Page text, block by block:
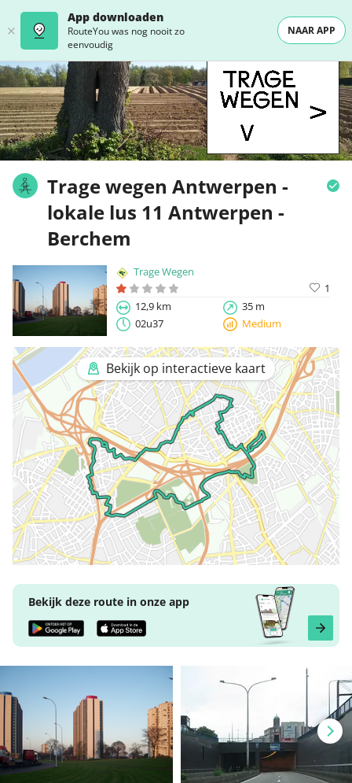
App downloaden
RouteYou was nog nooit zo
eenvoudig
NAAR APP
Trage wegen Antwerpen -
lokale lus 11 Antwerpen -
Berchem
Trage Wegen
1
12,9 km
35 m
02u37
Medium
Bekijk op interactieve kaart
Bekijk deze route in onze app